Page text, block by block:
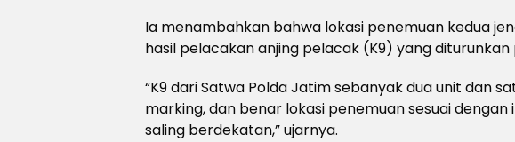
Ia menambahkan bahwa lokasi penemuan kedua
hasil pelacakan anjing pelacak (K9) yang diturunkan
“K9 dari Satwa Polda Jatim sebanyak dua unit dan
marking, dan benar lokasi penemuan sesuai dengan
saling berdekatan,” ujarnya.